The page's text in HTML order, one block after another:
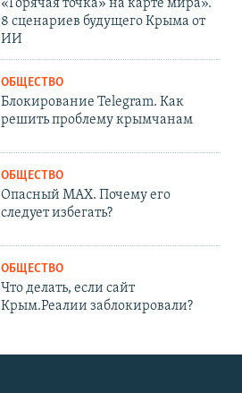
«Горячая точка» на карте мира».
8 сценариев будущего Крыма от
ИИ
ОБЩЕСТВО
Блокирование Telegram. Как
решить проблему крымчанам
ОБЩЕСТВО
Опасный MAX. Почему его
следует избегать?
ОБЩЕСТВО
Что делать, если сайт
Крым.Реалии заблокировали?